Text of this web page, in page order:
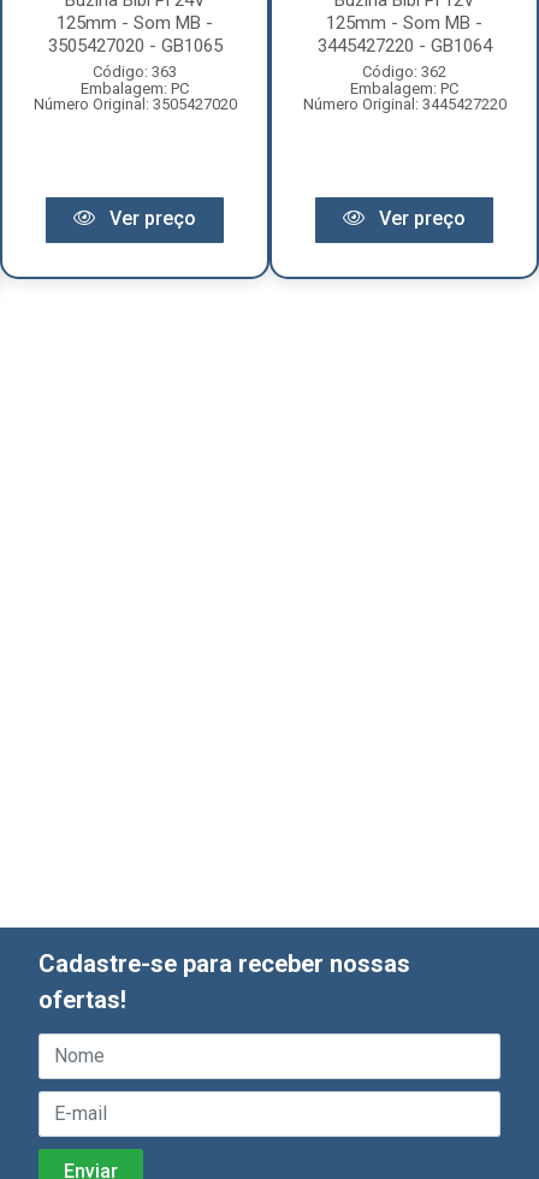
125mm - Som MB -
3505427020 - GB1065
Código: 363
Embalagem: PC
Número Original: 3505427020
Ver preço
125mm - Som MB -
3445427220 - GB1064
Código: 362
Embalagem: PC
Número Original: 3445427220
Ver preço
Cadastre-se para receber nossas
ofertas!